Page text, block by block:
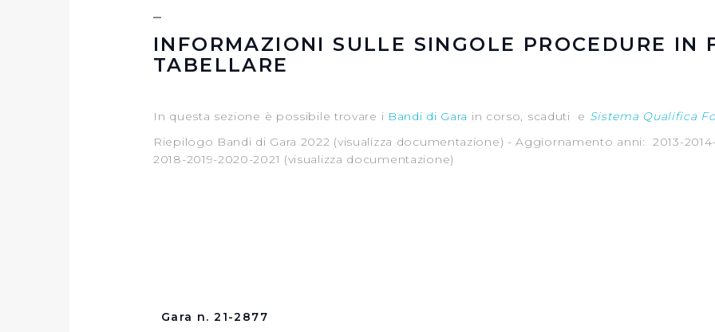
INFORMAZIONI SULLE SINGOLE PROCEDURE IN
TABELLARE
In questa sezione è possibile trovare i Bandi di Gara in corso, scaduti e Sistema Qualifica
Riepilogo Bandi di Gara 2022 (visualizza documentazione) - Aggiornamento anni: 2013-2014-
2018-2019-2020-2021 (visualizza documentazione)
Gara n. 21-2877